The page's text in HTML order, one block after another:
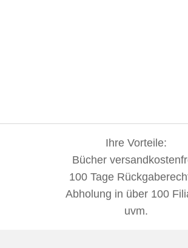
Ihre Vorteile:
Bücher
100 Tage
Abholung in über 100
uvm.